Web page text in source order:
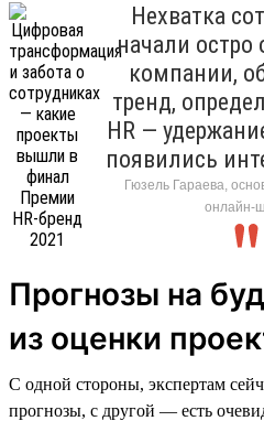
Нехватка
начали остро
компании,
тренд,
HR —
появились
Гюзель Гараева,
онлайн-
Прогнозы на
из оценки
С одной стороны, экспертам
прогнозы, с другой — есть